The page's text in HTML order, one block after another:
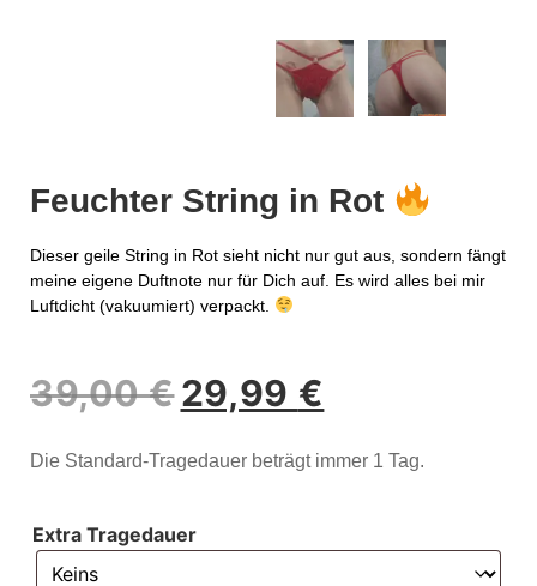
Feuchter String in Rot
Dieser geile String in Rot sieht nicht nur gut aus, sondern fängt
meine eigene Duftnote nur für Dich auf. Es wird alles bei mir
Luftdicht (vakuumiert) verpackt.
39,00€29,99 €
Die Standard-Tragedauer beträgt immer 1 Tag.
Extra Tragedauer